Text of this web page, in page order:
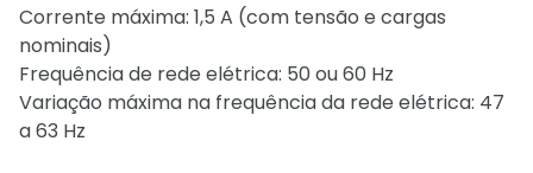
Corrente máxima: 1,5 A (com tensão e cargas
nominais)
Frequência de rede elétrica: 50 ou 60 Hz
Variação máxima na frequência da rede elétrica: 47
a 63 Hz